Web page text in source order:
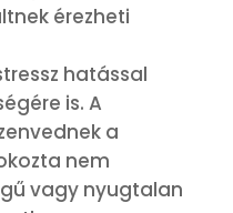
érezheti
hatással
is. A
a
nem
vagy nyugtalan